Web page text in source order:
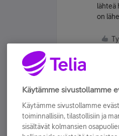
lähteä
on
Käytämme sivustollamme
Käytämme sivustollamme
toiminnallisiin, tilastollisiin ja
sisältävät kolmansien